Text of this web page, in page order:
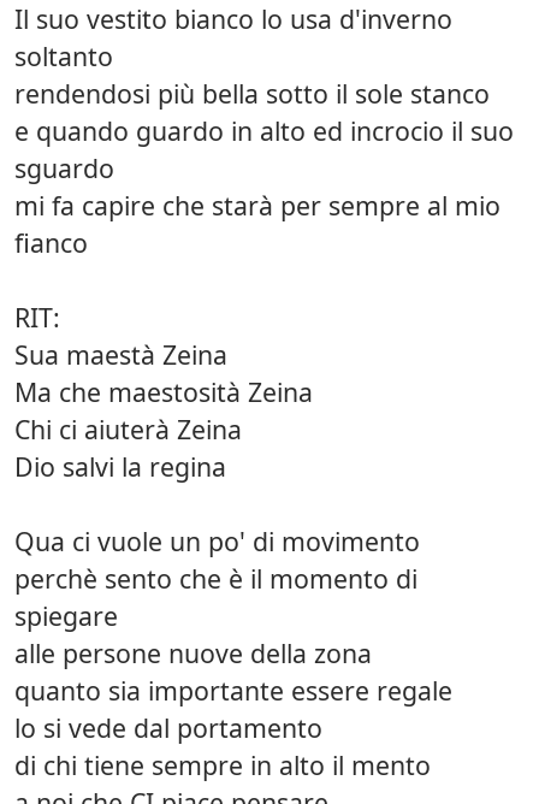
Il suo vestito bianco lo usa d'inverno
soltanto
rendendosi più bella sotto il sole stanco
e quando guardo in alto ed incrocio il suo
sguardo
mi fa capire che starà per sempre al mio
fianco
RIT:
Sua maestà Zeina
Ma che maestosità Zeina
Chi ci aiuterà Zeina
Dio salvi la regina
Qua ci vuole un po' di movimento
perchè sento che è il momento di
spiegare
alle persone nuove della zona
quanto sia importante essere regale
lo si vede dal portamento
di chi tiene sempre in alto il mento